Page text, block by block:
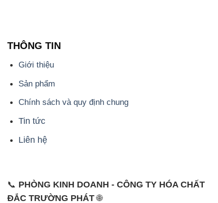
THÔNG TIN
Giới thiệu
Sản phẩm
Chính sách và quy định chung
Tin tức
Liên hệ
📞 PHÒNG KINH DOANH - CÔNG TY HÓA CHẤT
ĐẮC TRƯỜNG PHÁT🌐